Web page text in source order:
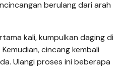
berulang dari arah
kali, kumpulkan daging di
cincang kembali
Ulangi proses ini beberapa